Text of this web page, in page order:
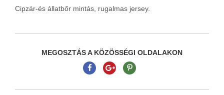
Cipzár-és állatbőr mintás, rugalmas jersey.
MEGOSZTÁS A KÖZÖSSÉGI OLDALAKON